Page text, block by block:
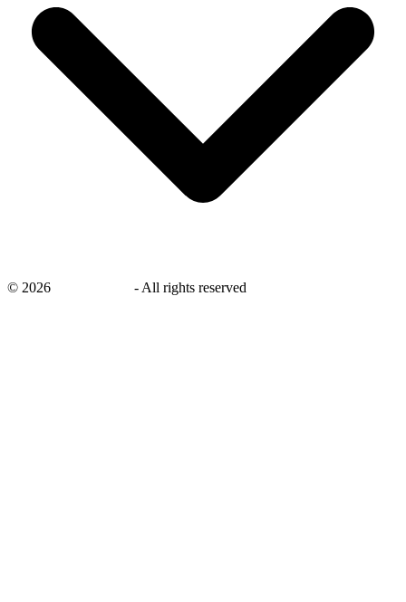
© 2026 - All rights reserved